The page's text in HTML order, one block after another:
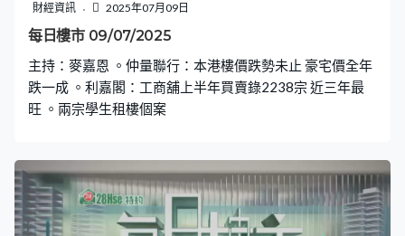
財經資訊 2025年07月09日
每日樓市 09/07/2025
主持：麥嘉恩 。仲量聯行：本港樓價跌勢未止 豪宅價全年
跌一成 。利嘉閣：工商舖上半年買賣錄2238宗 近三年最
旺 。兩宗學生租樓個案